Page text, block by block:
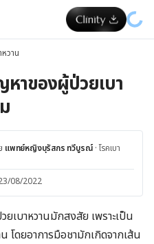
วาน
หาของผู้ป่วยเบา
แพทย์หญิงบุรัสกร ทวีบูรณ์ ·โรคเบา
08/2022
ยเบาหวานมักสงสัย เพราะเป็น
โดยอาการมือชามักเกิดจากเส้น